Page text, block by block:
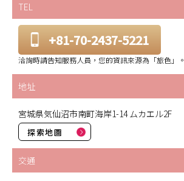
TEL
+81-70-2437-5221
洽詢時請告知服務人員，您的資訊來源為「旅色」。
地址
宮城県気仙沼市南町海岸1-14 ムカエル2F
探索地圖
交通